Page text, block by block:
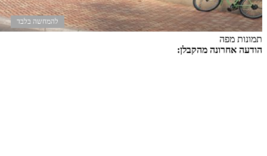
להמחשה בלבד
תמונות מפה
הודעה אחרונה מהקבלן: